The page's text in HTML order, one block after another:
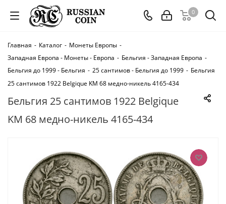
0
Главная - Каталог - Монеты Европы -
Западная Европа - Монеты - Европа - Бельгия - Западная Европа -
Бельгия до 1999 - Бельгия - 25 сантимов - Бельгия до 1999 - Бельгия
25 сантимов 1922 Belgique KM 68 медно-никель 4165-434
Бельгия 25 сантимов 1922 Belgique
KM 68 медно-никель 4165-434